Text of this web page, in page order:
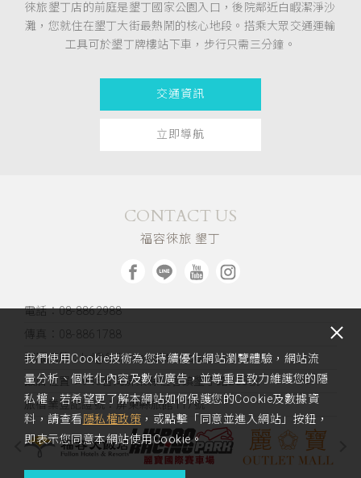
徠旅墾丁店的前庭是墾丁國家公園入口，後院鄰近白睱潔淨沙
灘，您就住在墾丁大街最熱鬧的核心地段。搭乘大眾交通運輸
工具可於墾丁牌樓站下車，步行只需三分鐘。
交通資訊
立即導航
CONTACT US
福容徠旅 墾丁
電話：08-8862988
傳真：08-8861788
客服信箱：kd@fullon-poshtels.com.tw
飯店位置：946台灣屏東縣恆春鎮墾丁路235號
旅宿業登記證號：屏東縣旅館117號
我們使用Cookie技術為您持續優化網站瀏覽體驗，網站流
量分析、個性化內容及數位廣告，並尊重且致力維護您的隱
私權，若希望更了解本網站如何保護您的Cookie及數據資
料，請查看 隱私權政策 ，或點擊「同意並進入網站」按鈕，
即表示您同意本網站使用Cookie。